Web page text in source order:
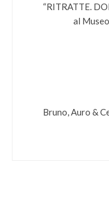
“RITRATTE.
al
Bruno, Auro &